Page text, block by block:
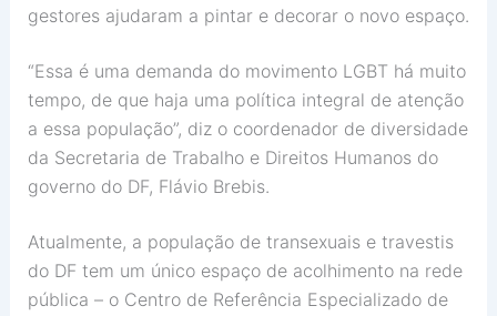
gestores ajudaram a pintar e decorar o novo espaço.
“Essa é uma demanda do movimento LGBT há muito
tempo, de que haja uma política integral de atenção
a essa população”, diz o coordenador de diversidade
da Secretaria de Trabalho e Direitos Humanos do
governo do DF, Flávio Brebis.
Atualmente, a população de transexuais e travestis
do DF tem um único espaço de acolhimento na rede
pública – o Centro de Referência Especializado de